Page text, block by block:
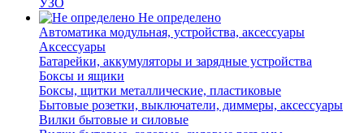
Не определено
Автоматика модульная, устройства, аксессуары
Аксессуары
Батарейки, аккумуляторы и зарядные устройства
Боксы и ящики
Боксы, щитки металлические, пластиковые
Бытовые розетки, выключатели, диммеры, аксессуары
Вилки бытовые и силовые